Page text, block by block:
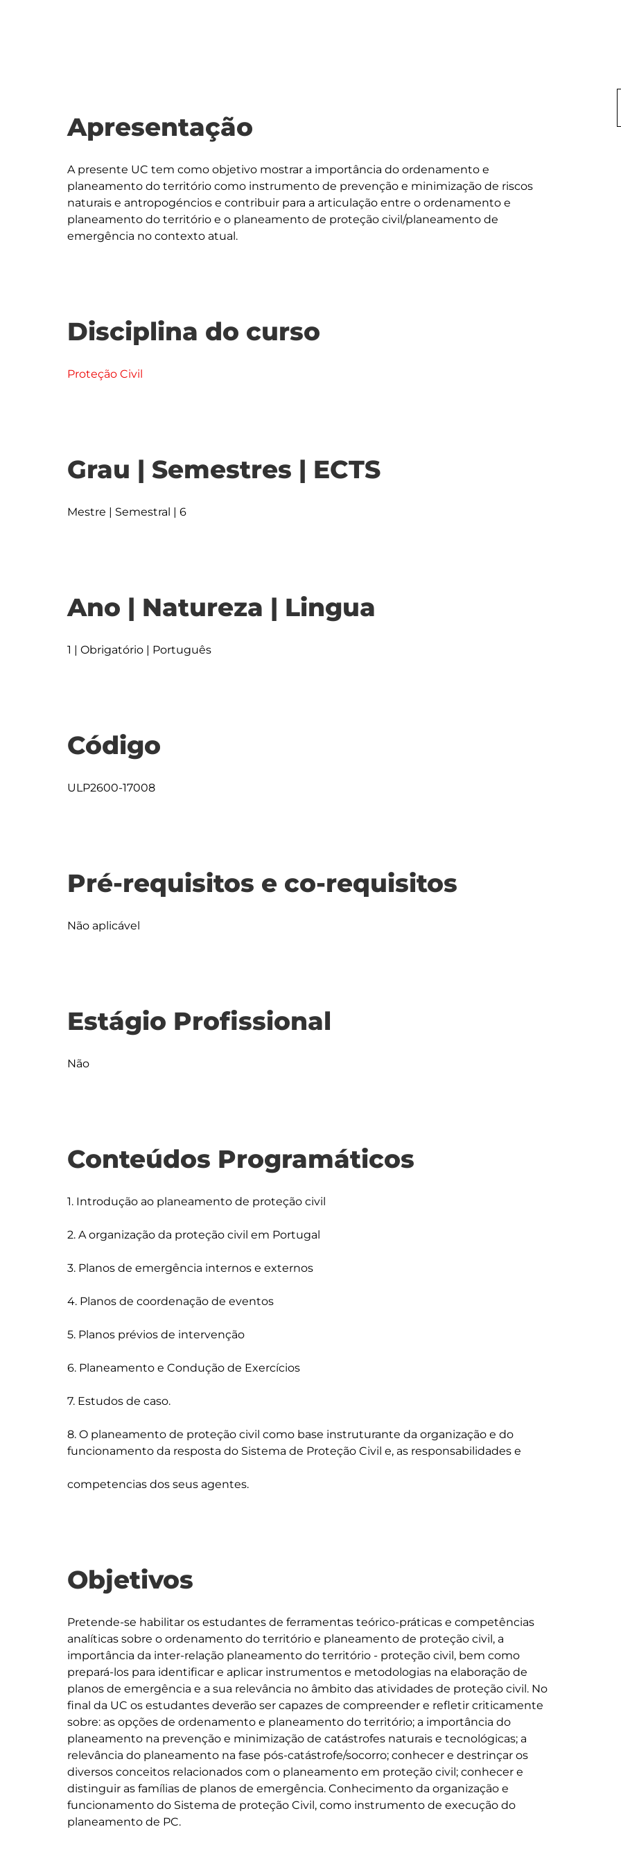
Apresentação
A presente UC tem como objetivo mostrar a importância do ordenamento e
planeamento do território como instrumento de prevenção e minimização de riscos
naturais e antropogéncios e contribuir para a articulação entre o ordenamento e
planeamento do território e o planeamento de proteção civil/planeamento de
Disciplina do curso
Proteção Civil
Grau | Semestres | ECTS
Mestre | Semestral | 6
Ano | Natureza | Lingua
1 | Obrigatório | Português
Código
ULP2600-17008
Pré-requisitos e co-requisitos
Não aplicável
Estágio Profissional
Não
Conteúdos Programáticos
1. Introdução ao planeamento de proteção civil
2. A organização da proteção civil em Portugal
3. Planos de emergência internos e externos
4. Planos de coordenação de eventos
5. Planos prévios de intervenção
6. Planeamento e Condução de Exercícios
7. Estudos de caso.
8. O planeamento de proteção civil como base instruturante da organização e do
funcionamento da resposta do Sistema de Proteção Civil e, as responsabilidades e
Objetivos
Pretende-se habilitar os estudantes de ferramentas teórico-práticas e competências
analíticas sobre o ordenamento do território e planeamento de proteção civil, a
importância da inter-relação planeamento do território - proteção civil, bem como
prepará-los para identificar e aplicar instrumentos e metodologias na elaboração de
planos de emergência e a sua relevância no âmbito das atividades de proteção civil. No
final da UC os estudantes deverão ser capazes de compreender e refletir criticamente
sobre: as opções de ordenamento e planeamento do território; a importância do
planeamento na prevenção e minimização de catástrofes naturais e tecnológicas; a
relevância do planeamento na fase pós-catástrofe/socorro; conhecer e destrinçar os
diversos conceitos relacionados com o planeamento em proteção civil; conhecer e
distinguir as famílias de planos de emergência. Conhecimento da organização e
funcionamento do Sistema de proteção Civil, como instrumento de execução do